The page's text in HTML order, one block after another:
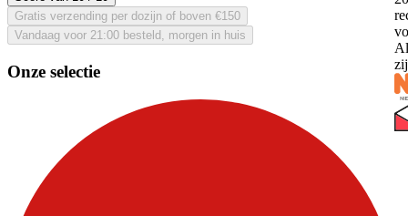
Gratis verzending per dozijn of boven €150
Vandaag voor 21:00 besteld, morgen in huis
Onze selectie